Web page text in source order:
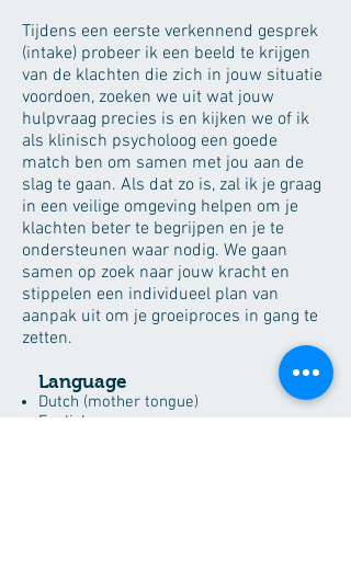
Tijdens een eerste verkennend gesprek
(intake) probeer ik een beeld te krijgen
van de klachten die zich in jouw situatie
voordoen, zoeken we uit wat jouw
hulpvraag precies is en kijken we of ik
als klinisch psycholoog een goede
match ben om samen met jou aan de
slag te gaan. Als dat zo is, zal ik je graag
in een veilige omgeving helpen om je
klachten beter te begrijpen en je te
ondersteunen waar nodig. We gaan
samen op zoek naar jouw kracht en
stippelen een individueel plan van
aanpak uit om je groeiproces in gang te
zetten.
Language
Dutch (mother tongue)
English